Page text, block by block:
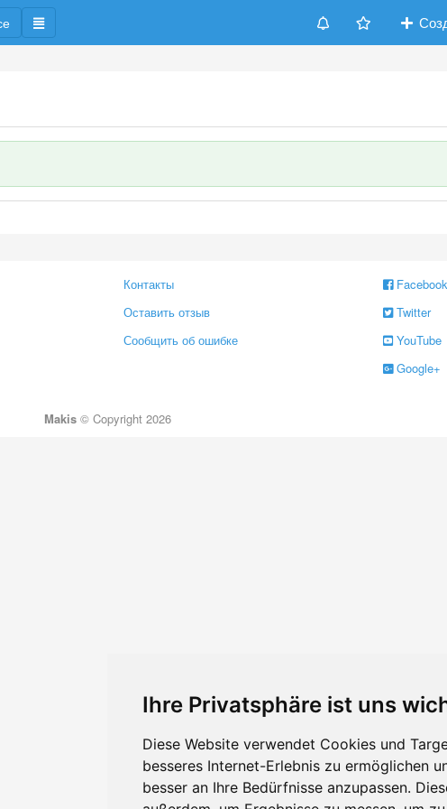
Ihre Privatsphäre ist uns
Diese Website verwendet Cookies und
besseres Internet-Erlebnis zu ermöglichen
besser an Ihre Bedürfnisse anzupassen.
Контакты
Оставить отзыв
Сообщить об ошибке
Facebook
Twitter
YouTube
Google+
Makis© Copyright 2026